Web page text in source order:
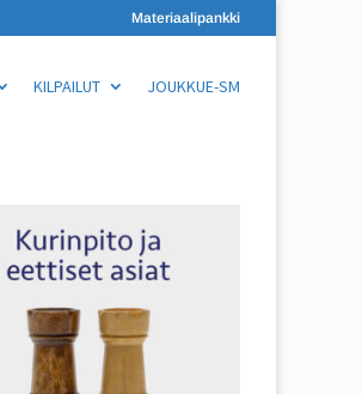
Materiaalipankki
KILPAILUT JOUKKUE-SM